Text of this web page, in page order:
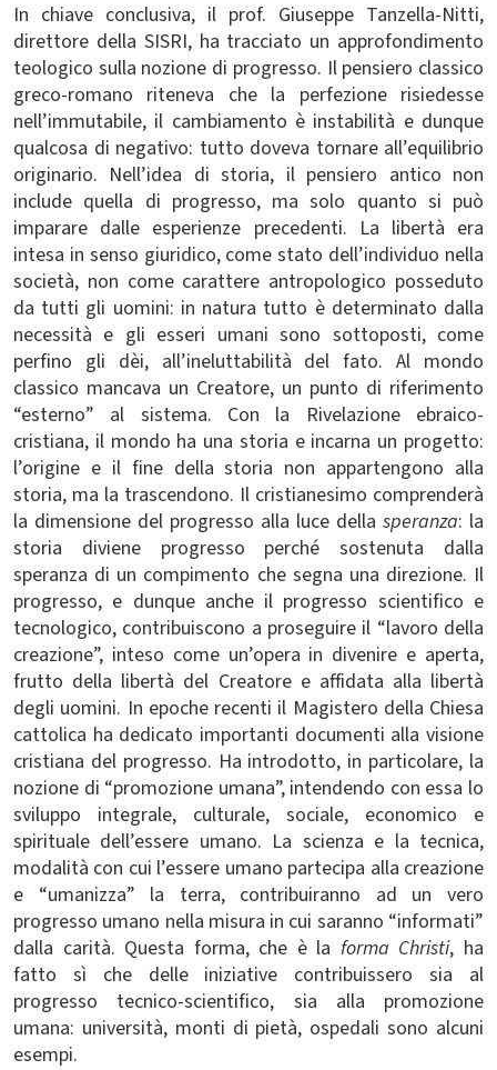
In chiave conclusiva, il prof. Giuseppe Tanzella-Nitti,
direttore della SISRI, ha tracciato un approfondimento
teologico sulla nozione di progresso. Il pensiero classico
greco-romano riteneva che la perfezione risiedesse
nell’immutabile, il cambiamento è instabilità e dunque
qualcosa di negativo: tutto doveva tornare all’equilibrio
originario. Nell’idea di storia, il pensiero antico non
include quella di progresso, ma solo quanto si può
imparare dalle esperienze precedenti. La libertà era
intesa in senso giuridico, come stato dell’individuo nella
società, non come carattere antropologico posseduto
da tutti gli uomini: in natura tutto è determinato dalla
necessità e gli esseri umani sono sottoposti, come
perfino gli dèi, all’ineluttabilità del fato. Al mondo
classico mancava un Creatore, un punto di riferimento
“esterno” al sistema. Con la Rivelazione ebraico-
cristiana, il mondo ha una storia e incarna un progetto:
l’origine e il fine della storia non appartengono alla
storia, ma la trascendono. Il cristianesimo comprenderà
la dimensione del progresso alla luce della speranza: la
storia diviene progresso perché sostenuta dalla
speranza di un compimento che segna una direzione. Il
progresso, e dunque anche il progresso scientifico e
tecnologico, contribuiscono a proseguire il “lavoro della
creazione”, inteso come un’opera in divenire e aperta,
frutto della libertà del Creatore e affidata alla libertà
degli uomini. In epoche recenti il Magistero della Chiesa
cattolica ha dedicato importanti documenti alla visione
cristiana del progresso. Ha introdotto, in particolare, la
nozione di “promozione umana”, intendendo con essa lo
sviluppo integrale, culturale, sociale, economico e
spirituale dell’essere umano. La scienza e la tecnica,
modalità con cui l’essere umano partecipa alla creazione
e “umanizza” la terra, contribuiranno ad un vero
progresso umano nella misura in cui saranno “informati”
dalla carità. Questa forma, che è la forma Christi, ha
fatto sì che delle iniziative contribuissero sia al
progresso tecnico-scientifico, sia alla promozione
umana: università, monti di pietà, ospedali sono alcuni
esempi.